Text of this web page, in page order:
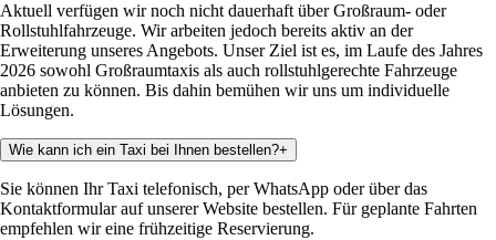
Aktuell verfügen wir noch nicht dauerhaft über Großraum- oder
Rollstuhlfahrzeuge. Wir arbeiten jedoch bereits aktiv an der
Erweiterung unseres Angebots. Unser Ziel ist es, im Laufe des Jahres
2026 sowohl Großraumtaxis als auch rollstuhlgerechte Fahrzeuge
anbieten zu können. Bis dahin bemühen wir uns um individuelle
Lösungen.
Wie kann ich ein Taxi bei Ihnen bestellen?+
Sie können Ihr Taxi telefonisch, per WhatsApp oder über das
Kontaktformular auf unserer Website bestellen. Für geplante Fahrten
empfehlen wir eine frühzeitige Reservierung.